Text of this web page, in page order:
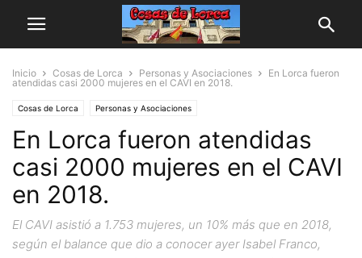
Inicio Cosas de Lorca Personas y Asociaciones
En Lorca fueron
atendidas casi 2000 mujeres en el CAVI en 2018.
Cosas de Lorca Personas y Asociaciones
En Lorca fueron atendidas
casi 2000 mujeres en el CAVI
en 2018.
El CAVI asistió a 1.753 mujeres, un 10% más que en 2018,
según el balance que dio a conocer ayer Isabel Franco,